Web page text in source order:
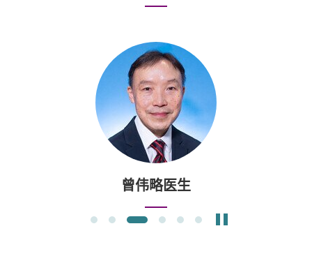
曾伟略医生
1 2 3 4 5 6 暂停幻灯片